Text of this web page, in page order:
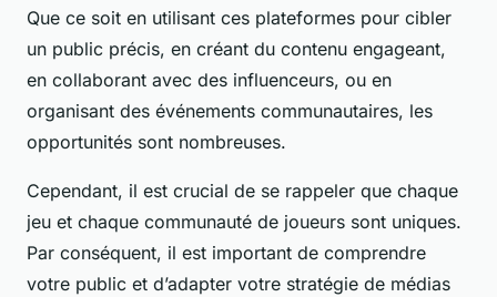
Que ce soit en utilisant ces plateformes pour cibler
un public précis, en créant du contenu engageant,
en collaborant avec des influenceurs, ou en
organisant des événements communautaires, les
opportunités sont nombreuses.
Cependant, il est crucial de se rappeler que chaque
jeu et chaque communauté de joueurs sont uniques.
Par conséquent, il est important de comprendre
votre public et d’adapter votre stratégie de médias